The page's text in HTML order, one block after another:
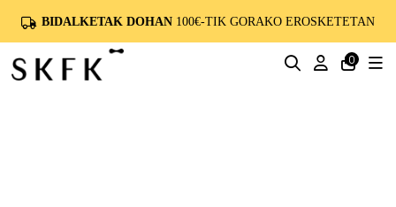
BIDALKETAK DOHAN 100€-TIK GORAKO EROSKETETAN
0